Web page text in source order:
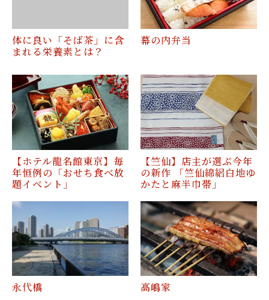
体に良い「そば茶」に含
まれる栄養素とは？
幕の内弁当
【ホテル龍名館東京】毎
年恒例の「おせち食べ放
題イベント」
【竺仙】店主が選ぶ今年
の新作 「竺仙綿絽白地ゆ
かたと麻半巾帯」
永代橋 高嶋家